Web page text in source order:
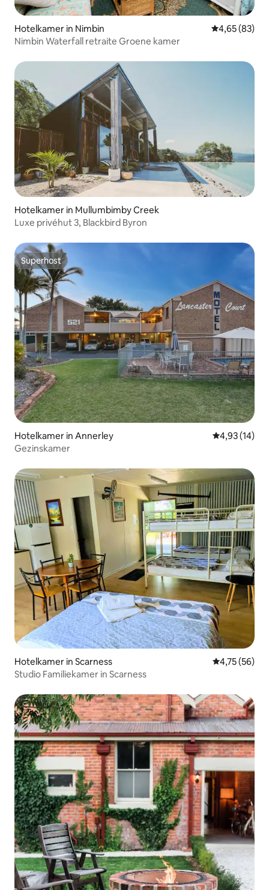
Hotelkamer in Nimbin Gemiddelde
4,65 (83)
Nimbin Waterfall retraite Groene kamer
Hotelkamer in Mullumbimby Creek
Luxe privéhut 3, Blackbird Byron
Superhost
Superhost
Hotelkamer in Annerley Gemiddelde
4,93 (14)
Gezinskamer
Hotelkamer in Scarness Gemiddelde
4,75 (56)
Studio Familiekamer in Scarness